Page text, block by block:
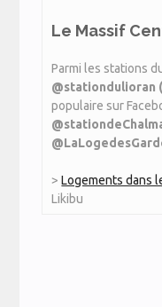
Le Massif
Parmi les stations
@stationdulioran
populaire sur
>Logements dans
Likibu